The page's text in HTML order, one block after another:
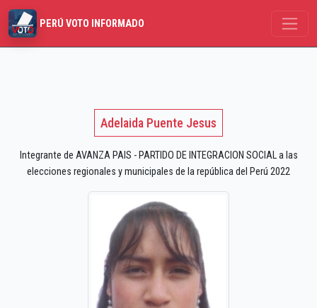
PERÚ VOTO INFORMADO
Adelaida Puente Jesus
Integrante de AVANZA PAIS - PARTIDO DE INTEGRACION SOCIAL a las
elecciones regionales y municipales de la república del Perú 2022